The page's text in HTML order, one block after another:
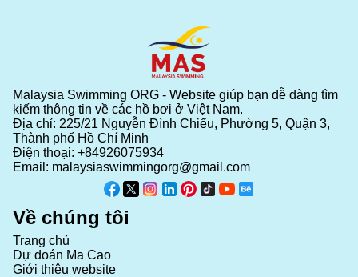
Malaysia Swimming ORG - Website giúp bạn dễ dàng tìm
kiếm thông tin về các hồ bơi ở Việt Nam.
Địa chỉ: 225/21 Nguyễn Đình Chiểu, Phường 5, Quận 3,
Thành phố Hồ Chí Minh
Điện thoại: +84926075934
Email: malaysiaswimmingorg@gmail.com
Về chúng tôi
Trang chủ
Dự đoán Ma Cao
Giới thiệu website